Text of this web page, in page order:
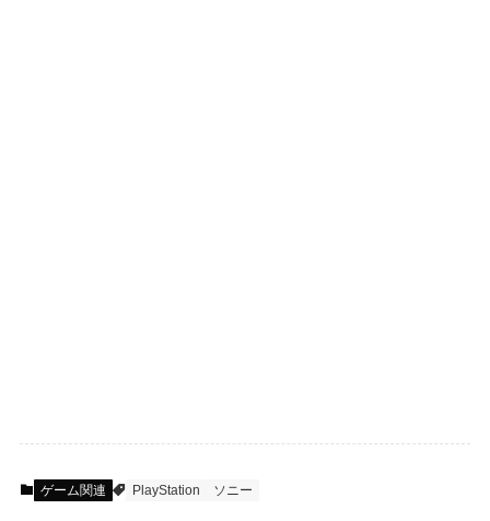
ゲーム関連 PlayStation ソニー